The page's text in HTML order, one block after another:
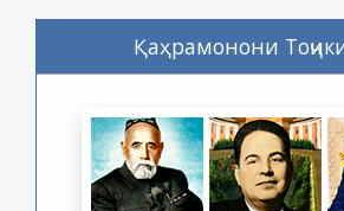
Қаҳрамонони